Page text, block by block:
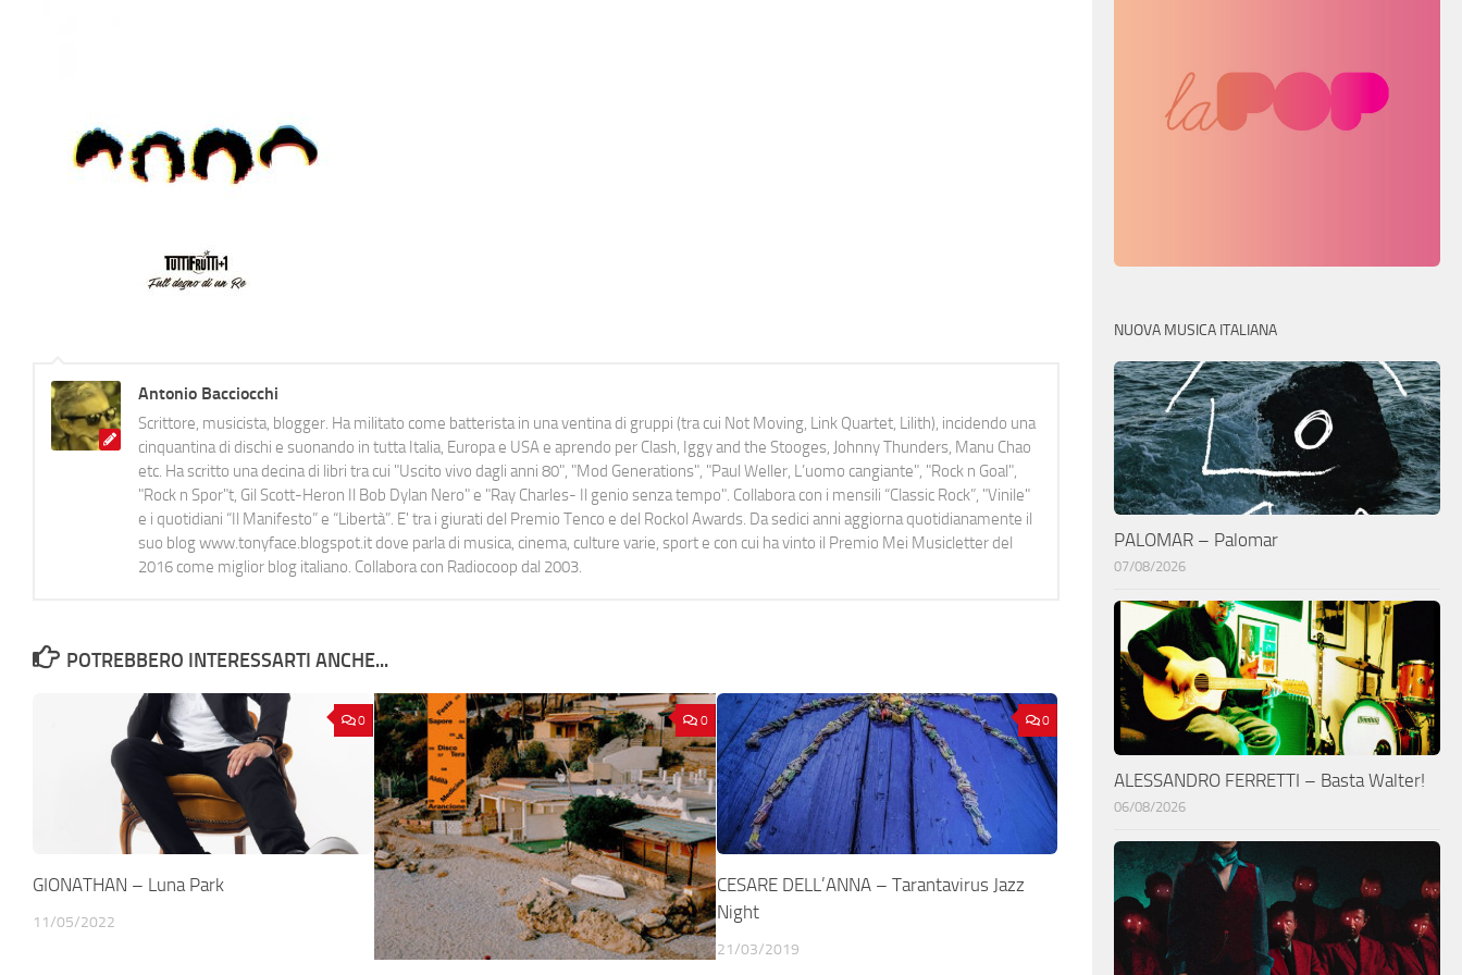
Antonio Bacciocchi
Scrittore, musicista, blogger. Ha militato come batterista in una ventina di gruppi (tra cui Not Moving, Link Quartet, Lilith), incidendo una
cinquantina di dischi e suonando in tutta Italia, Europa e USA e aprendo per Clash, Iggy and the Stooges, Johnny Thunders, Manu Chao
etc. Ha scritto una decina di libri tra cui "Uscito vivo dagli anni 80", "Mod Generations", "Paul Weller, L’uomo cangiante", "Rock n Goal",
"Rock n Spor"t, Gil Scott-Heron Il Bob Dylan Nero" e "Ray Charles- Il genio senza tempo". Collabora con i mensili “Classic Rock”, "Vinile"
e i quotidiani “Il Manifesto” e “Libertà”. E' tra i giurati del Premio Tenco e del Rockol Awards. Da sedici anni aggiorna quotidianamente il
suo blog www.tonyface.blogspot.it dove parla di musica, cinema, culture varie, sport e con cui ha vinto il Premio Mei Musicletter del
2016 come miglior blog italiano. Collabora con Radiocoop dal 2003.
POTREBBERO INTERESSARTI ANCHE...
0
GIONATHAN – Luna Park
11/05/2022
0 0
CESARE DELL’ANNA – Tarantavirus Jazz
Night
21/03/2019
NUOVA MUSICA ITALIANA
PALOMAR – Palomar
07/08/2026
ALESSANDRO FERRETTI – Basta Walter!
06/08/2026